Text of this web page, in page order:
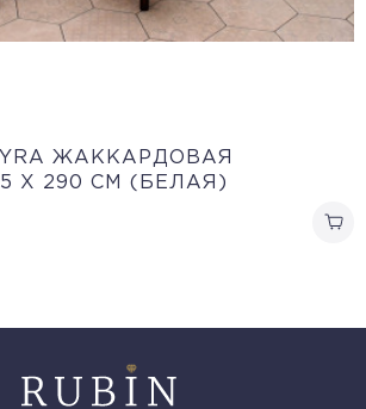
ЖАККАРДОВАЯ
Х 290 СМ (БЕЛАЯ)